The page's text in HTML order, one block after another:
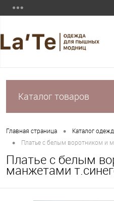
Каталог товаров
Главная страница • Каталог
• Платье с белым воротником и
Платье с белым
манжетами